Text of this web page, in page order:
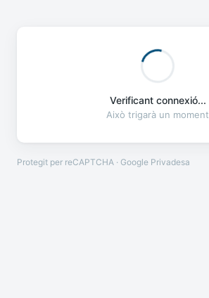
Verificant connexió...
Això trigarà un moment
Protegit per reCAPTCHA · Google Privadesa